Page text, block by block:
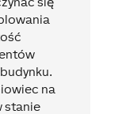
na
stanie